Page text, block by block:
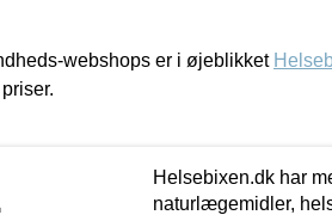
webshops er i øjeblikket
Helsebixen.dk har
naturlægemidler,